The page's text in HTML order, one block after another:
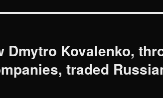
Dmytro Kovalenko,
traded